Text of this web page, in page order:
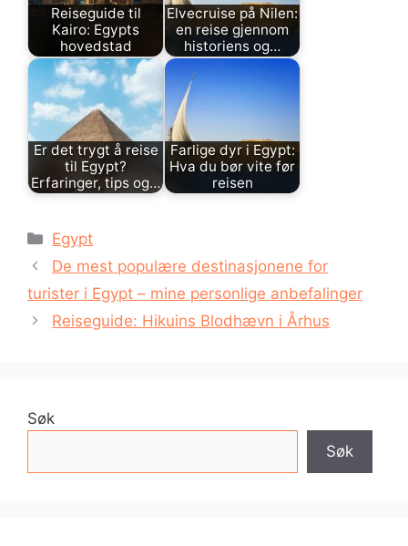
Reiseguide til
Kairo: Egypts
hovedstad
Elvecruise på Nilen:
en reise gjennom
historiens og…
Er det trygt å reise
til Egypt?
Erfaringer, tips og…
Farlige dyr i Egypt:
Hva du bør vite før
reisen
Kategorier
Egypt
De mest populære destinasjonene for
turister i Egypt – mine personlige anbefalinger
Reiseguide: Hikuins Blodhævn i Århus
Søk
Søk